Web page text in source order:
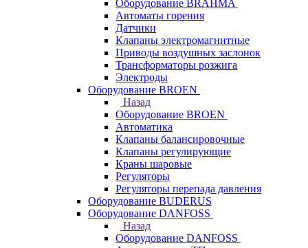
Оборудование BRAHMA
Автоматы горения
Датчики
Клапаны электромагнитные
Приводы воздушных заслонок
Трансформаторы розжига
Электроды
Оборудование BROEN
Назад
Оборудование BROEN
Автоматика
Клапаны балансировочные
Клапаны регулирующие
Краны шаровые
Регуляторы
Регуляторы перепада давления
Оборудование BUDERUS
Оборудование DANFOSS
Назад
Оборудование DANFOSS